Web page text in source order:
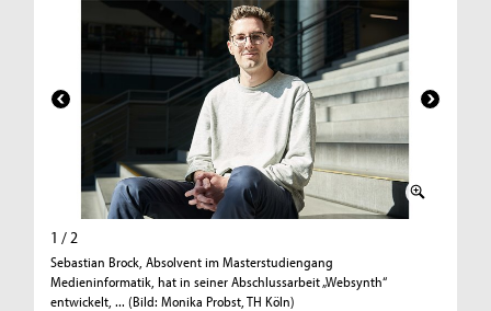
1 / 2
Sebastian Brock, Absolvent im Masterstudiengang
Medieninformatik, hat in seiner Abschlussarbeit „Websynth“
entwickelt, ... (Bild: Monika Probst, TH Köln)